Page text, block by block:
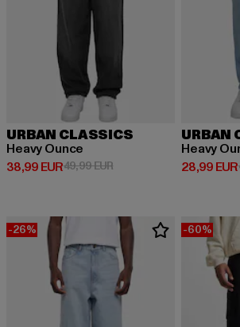
URBAN CLASSICS
Heavy Ounce
38,99 EUR
Derzeitiger Preis: 38,99 EUR
49,99 EURAktionspreis: 49,99 EUR
URBAN
Heavy
28,99 EUR
-26% -60%